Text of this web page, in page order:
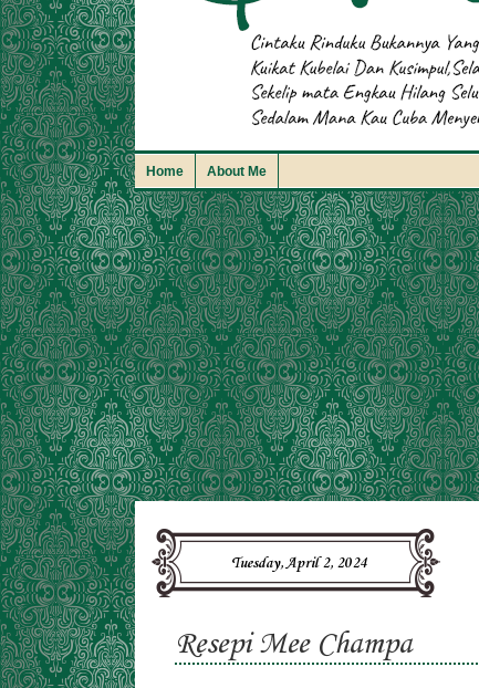
Home About Me
Tuesday, April 2, 2024
Resepi Mee Champa